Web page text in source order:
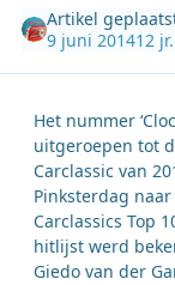
Artikel
9 juni 201412 jr.
Het nummer
uitgeroepen tot
Carclassic van
Pinksterdag
Carclassics Top
hitlijst werd
Giedo van der